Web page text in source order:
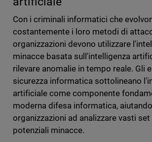
Con i criminali informatici che
costantemente i loro metodi di
organizzazioni devono utilizzare
minacce basata sull'intelligenza
rilevare anomalie in tempo reale. Gli
sicurezza informatica sottolineano
artificiale come componente
moderna difesa informatica,
organizzazioni ad analizzare vasti
potenziali minacce.